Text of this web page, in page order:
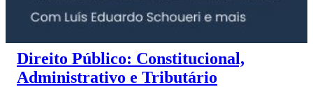
Direito Público: Constitucional,
Administrativo e Tributário